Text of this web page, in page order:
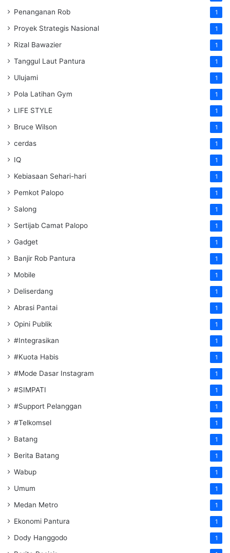
Penanganan Rob 1
Proyek Strategis Nasional 1
Rizal Bawazier 1
Tanggul Laut Pantura 1
Ulujami 1
Pola Latihan Gym 1
LIFE STYLE 1
Bruce Wilson 1
cerdas 1
IQ 1
Kebiasaan Sehari-hari 1
Pemkot Palopo 1
Salong 1
Sertijab Camat Palopo 1
Gadget 1
Banjir Rob Pantura 1
Mobile 1
Deliserdang 1
Abrasi Pantai 1
Opini Publik 1
#Integrasikan 1
#Kuota Habis 1
#Mode Dasar Instagram 1
#SIMPATI 1
#Support Pelanggan 1
#Telkomsel 1
Batang 1
Berita Batang 1
Wabup 1
Umum 1
Medan Metro 1
Ekonomi Pantura 1
Dody Hanggodo 1